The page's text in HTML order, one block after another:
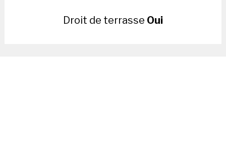
Droit de terrasse Oui